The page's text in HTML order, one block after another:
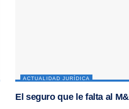
ACTUALIDAD JURÍDICA
El seguro que le falta al